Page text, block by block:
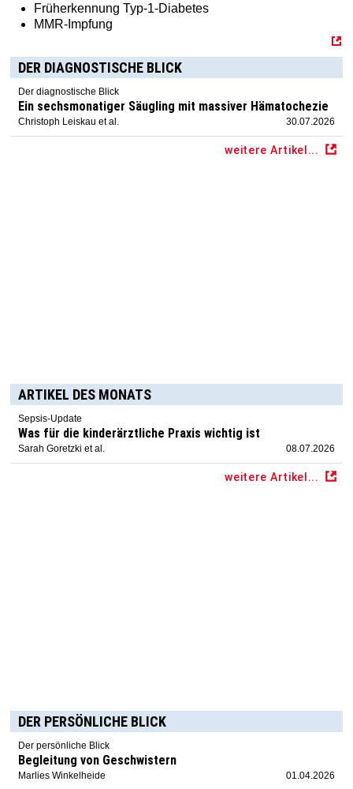
Früherkennung Typ-1-Diabetes
MMR-Impfung
DER DIAGNOSTISCHE BLICK
Der diagnostische Blick
Ein sechsmonatiger Säugling mit massiver Hämatochezie
Christoph Leiskau et al. 30.07.2026
weitere Artikel...
ARTIKEL DES MONATS
Sepsis-Update
Was für die kinderärztliche Praxis wichtig ist
Sarah Goretzki et al. 08.07.2026
weitere Artikel...
DER PERSÖNLICHE BLICK
Der persönliche Blick
Begleitung von Geschwistern
Marlies Winkelheide 01.04.2026